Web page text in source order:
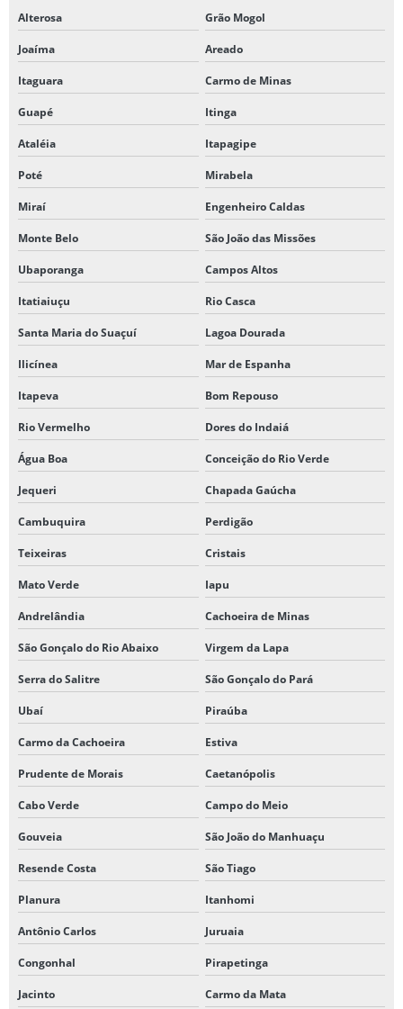
Alterosa Grão Mogol
Joaíma Areado
Itaguara Carmo de Minas
Guapé Itinga
Ataléia Itapagipe
Poté Mirabela
Miraí Engenheiro Caldas
Monte Belo São João das Missões
Ubaporanga Campos Altos
Itatiaiuçu Rio Casca
Santa Maria do Suaçuí Lagoa Dourada
Ilicínea Mar de Espanha
Itapeva Bom Repouso
Rio Vermelho Dores do Indaiá
Água Boa Conceição do Rio Verde
Jequeri Chapada Gaúcha
Cambuquira Perdigão
Teixeiras Cristais
Mato Verde Iapu
Andrelândia Cachoeira de Minas
São Gonçalo do Rio Abaixo Virgem da Lapa
Serra do Salitre São Gonçalo do Pará
Ubaí Piraúba
Carmo da Cachoeira Estiva
Prudente de Morais Caetanópolis
Cabo Verde Campo do Meio
Gouveia São João do Manhuaçu
Resende Costa São Tiago
Planura Itanhomi
Antônio Carlos Juruaia
Congonhal Pirapetinga
Jacinto Carmo da Mata